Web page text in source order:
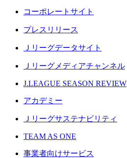
コーポレートサイト
プレスリリース
Ｊリーグデータサイト
Ｊリーグメディアチャンネル
J.LEAGUE SEASON REVIEW
アカデミー
Ｊリーグサステナビリティ
TEAM AS ONE
事業者向けサービス